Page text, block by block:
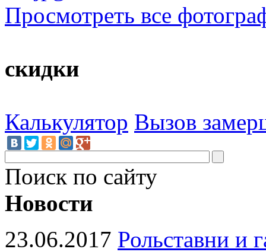
Просмотреть все
скидки
Калькулятор Вызов
Поиск по сайту
Новости
23.06.2017 Рольставни и